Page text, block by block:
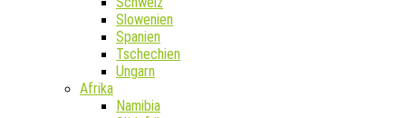
Slowenien
Spanien
Tschechien
Ungarn
Afrika
Namibia